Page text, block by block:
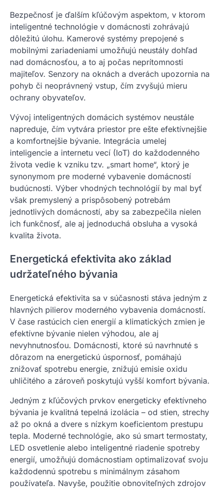
Bezpečnosť je ďalším kľúčovým aspektom, v ktorom
inteligentné technológie v domácnosti zohrávajú
dôležitú úlohu. Kamerové systémy prepojené s
mobilnými zariadeniami umožňujú neustály dohľad
nad domácnosťou, a to aj počas neprítomnosti
majiteľov. Senzory na oknách a dverách upozornia na
pohyb či neoprávnený vstup, čím zvyšujú mieru
ochrany obyvateľov.
Vývoj inteligentných domácich systémov neustále
napreduje, čím vytvára priestor pre ešte efektívnejšie
a komfortnejšie bývanie. Integrácia umelej
inteligencie a internetu vecí (IoT) do každodenného
života vedie k vzniku tzv. „smart home“, ktorý je
synonymom pre moderné vybavenie domácností
budúcnosti. Výber vhodných technológií by mal byť
však premyslený a prispôsobený potrebám
jednotlivých domácností, aby sa zabezpečila nielen
ich funkčnosť, ale aj jednoduchá obsluha a vysoká
kvalita života.
Energetická efektivita ako základ
udržateľného bývania
Energetická efektivita sa v súčasnosti stáva jedným z
hlavných pilierov moderného vybavenia domácností.
V čase rastúcich cien energií a klimatických zmien je
efektívne bývanie nielen výhodou, ale aj
nevyhnutnosťou. Domácnosti, ktoré sú navrhnuté s
dôrazom na energetickú úspornosť, pomáhajú
znižovať spotrebu energie, znižujú emisie oxidu
uhličitého a zároveň poskytujú vyšší komfort bývania.
Jedným z kľúčových prvkov energeticky efektívneho
bývania je kvalitná tepelná izolácia – od stien, strechy
až po okná a dvere s nízkym koeficientom prestupu
tepla. Moderné technológie, ako sú smart termostaty,
LED osvetlenie alebo inteligentné riadenie spotreby
energií, umožňujú domácnostiam optimalizovať svoju
každodennú spotrebu s minimálnym zásahom
používateľa. Navyše, použitie obnoviteľných zdrojov